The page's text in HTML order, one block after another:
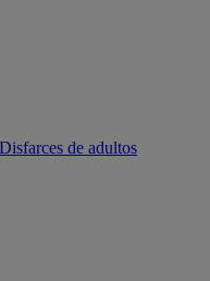
Disfarces de adultos